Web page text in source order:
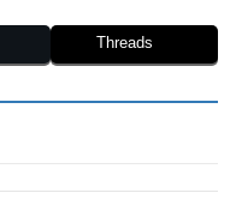
Threads